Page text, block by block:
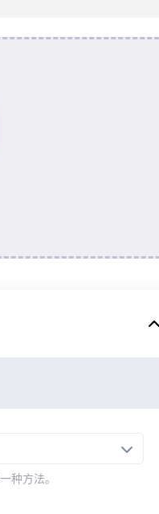
种方法。